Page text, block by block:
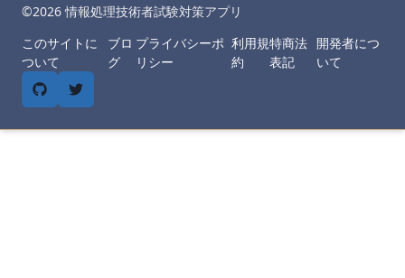
©︎2026情報処理技術者試験対策アプリ
このサイトに
ついて
ブロ
グ
プライバシーポ
リシー
利用規
約
特商法
表記
開発者につ
いて